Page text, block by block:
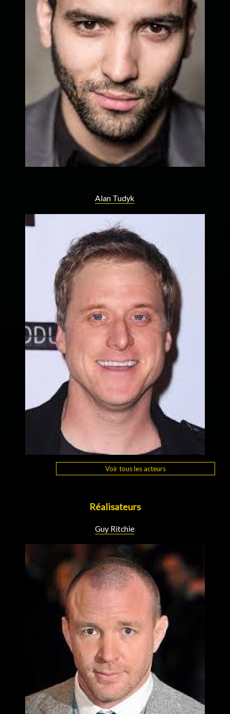
Alan Tudyk
Voir tous les acteurs
Réalisateurs
Guy Ritchie